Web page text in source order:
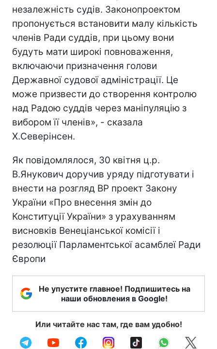
незалежність судів. Законопроектом
пропонується встановити малу кількість
членів Ради суддів, при цьому вони
будуть мати широкі повноваження,
включаючи призначення голови
Державної судової адміністрації. Це
може призвести до створення контролю
над Радою суддів через маніпуляцію з
вибором її членів», - сказала
Х.Северінсен.
Як повідомлялося, 30 квітня ц.р.
В.Янукович доручив уряду підготувати і
внести на розгляд ВР проект Закону
України «Про внесення змін до
Конституції України» з урахуванням
висновків Венеціанської комісії і
резолюції Парламентської асамблеї Ради
Європи
Не упустите главное! Подпишитесь на
наши обновления в Google!
Или читайте нас там, где вам удобно!